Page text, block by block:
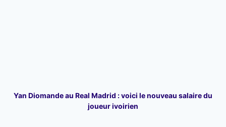
Yan Diomande au Real Madrid : voici le nouveau salaire du
joueur ivoirien